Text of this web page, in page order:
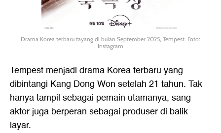
Drama Korea terbaru tayang di bulan September 2025, Tempest. Foto:
Instagram
Tempest menjadi drama Korea terbaru yang
dibintangi Kang Dong Won setelah 21 tahun. Tak
hanya tampil sebagai pemain utamanya, sang
aktor juga berperan sebagai produser di balik
layar.